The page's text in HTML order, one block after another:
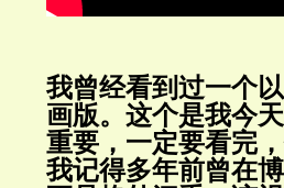
我曾经看到过一个
画版。这个是我今
重要，一定要看完
我记得多年前曾在